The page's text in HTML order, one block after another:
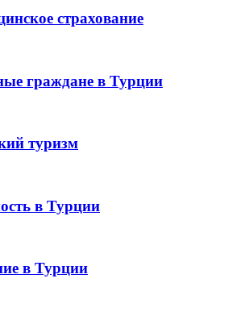
страхование
граждане в Турции
туризм
в Турции
в Турции